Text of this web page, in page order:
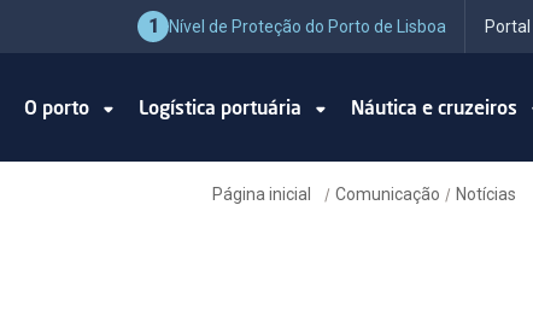
1 Nível de Proteção do Porto de Lisboa
O porto Logística portuária Náutica e cruzeiros
Página inicial / Comunicação / Notícias